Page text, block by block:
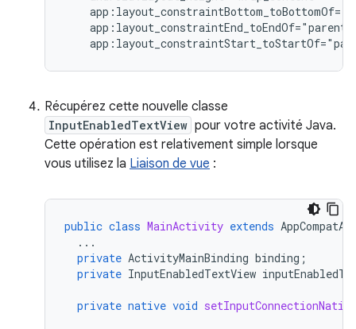
Récupérez cette nouvelle classe
InputEnabledTextView pour votre activité Java.
Cette opération est relativement simple lorsque
vous utilisez la Liaison de vue :
public class MainActivity extends
...
private ActivityMainBinding binding ;
private InputEnabledTextView
private native void setInputConnectionNative